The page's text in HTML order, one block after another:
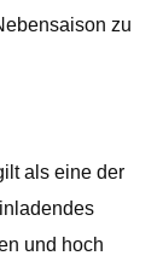
zu
als eine der
und hoch